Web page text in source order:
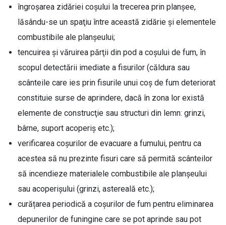
îngroșarea zidăriei coşului la trecerea prin planşee,
lăsându-se un spaţiu între această zidărie şi elementele
combustibile ale planşeului;
tencuirea şi văruirea părţii din pod a coşului de fum, în
scopul detectării imediate a fisurilor (căldura sau
scânteile care ies prin fisurile unui coş de fum deteriorat
constituie surse de aprindere, dacă în zona lor există
elemente de construcţie sau structuri din lemn: grinzi,
bârne, suport acoperiş etc.);
verificarea coşurilor de evacuare a fumului, pentru ca
acestea să nu prezinte fisuri care să permită scânteilor
să incendieze materialele combustibile ale planșeului
sau acoperișului (grinzi, astereală etc.);
curățarea periodică a coșurilor de fum pentru eliminarea
depunerilor de funingine care se pot aprinde sau pot